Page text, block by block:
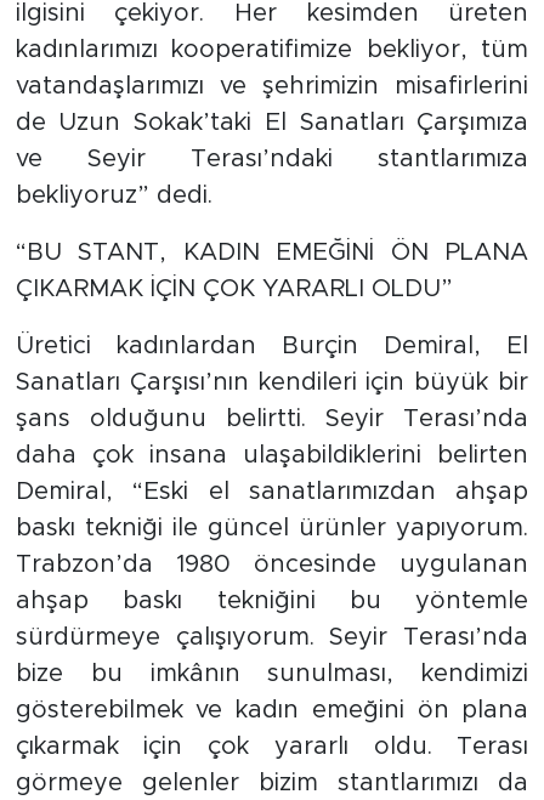
ilgisini çekiyor. Her kesimden üreten
kadınlarımızı kooperatifimize bekliyor, tüm
vatandaşlarımızı ve şehrimizin misafirlerini
de Uzun Sokak’taki El Sanatları Çarşımıza
ve Seyir Terası’ndaki stantlarımıza
bekliyoruz” dedi.
“BU STANT, KADIN EMEĞİNİ ÖN PLANA
ÇIKARMAK İÇİN ÇOK YARARLI OLDU”
Üretici kadınlardan Burçin Demiral, El
Sanatları Çarşısı’nın kendileri için büyük bir
şans olduğunu belirtti. Seyir Terası’nda
daha çok insana ulaşabildiklerini belirten
Demiral, “Eski el sanatlarımızdan ahşap
baskı tekniği ile güncel ürünler yapıyorum.
Trabzon’da 1980 öncesinde uygulanan
ahşap baskı tekniğini bu yöntemle
sürdürmeye çalışıyorum. Seyir Terası’nda
bize bu imkânın sunulması, kendimizi
gösterebilmek ve kadın emeğini ön plana
çıkarmak için çok yararlı oldu. Terası
görmeye gelenler bizim stantlarımızı da